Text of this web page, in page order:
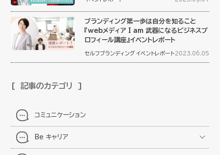
ブランディング第一歩は自分を知ること
『webメディア I am 武器になるビジネスプ
ロフィール講座』イベントレポート
セルフブランディング イベントレポート 2023.06.05
記事のカテゴリ
コミュニケーション
Be キャリア